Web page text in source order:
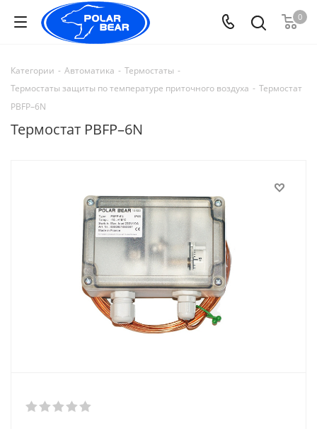
0
Категории - Автоматика - Термостаты -
Термостаты защиты по температуре приточного воздуха - Термостат
PBFP–6N
Термостат PBFP–6N